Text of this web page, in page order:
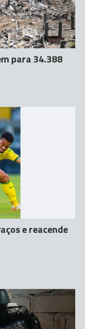
para 34.388
e reacende